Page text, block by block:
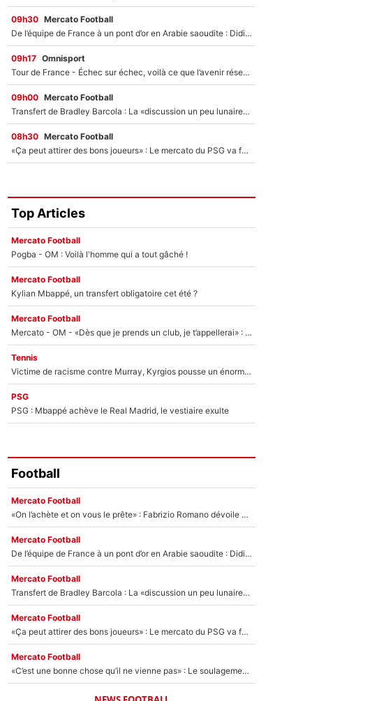
09h30 Mercato Football
De l’équipe de France à un pont d’or en Arabie saoudite : Didier Deschamps a donné sa réponse !
09h17 Omnisport
Tour de France - Échec sur échec, voilà ce que l’avenir réserve à Paul Seixas : «Tant qu’il y aura un Pogacar comme celui-là...»
09h00 Mercato Football
Transfert de Bradley Barcola : La «discussion un peu lunaire» qui l'a convaincu de quitter le PSG, son entourage est pointé du doigt
08h30 Mercato Football
«Ça peut attirer des bons joueurs» : Le mercato du PSG va faire des victimes dans l'effectif de Luis Enrique ?
Top Articles
Mercato Football
Pogba - OM : Voilà l'homme qui a tout gâché !
Mercato Football
Kylian Mbappé, un transfert obligatoire cet été ?
Mercato Football
Mercato - OM - «Dès que je prends un club, je t’appellerai» : La promesse de Marcelino au moment de claquer la porte
Tennis
Victime de racisme contre Murray, Kyrgios pousse un énorme coup de gueule !
PSG
PSG : Mbappé achève le Real Madrid, le vestiaire exulte
Football
Mercato Football
«On l’achète et on vous le prête» : Fabrizio Romano dévoile déjà la stratégie du PSG avec le transfert de Zion Suzuki !
Mercato Football
De l’équipe de France à un pont d’or en Arabie saoudite : Didier Deschamps a donné sa réponse !
Mercato Football
Transfert de Bradley Barcola : La «discussion un peu lunaire» qui l'a convaincu de quitter le PSG, son entourage est pointé du doigt
Mercato Football
«Ça peut attirer des bons joueurs» : Le mercato du PSG va faire des victimes dans l'effectif de Luis Enrique ?
Mercato Football
«C’est une bonne chose qu’il ne vienne pas» : Le soulagement de l'After Foot après le transfert avorté de Yan Diomandé au PSG